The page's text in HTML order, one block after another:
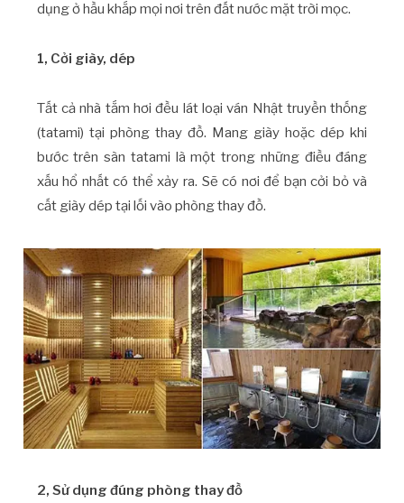
dụng ở hầu khắp mọi nơi trên đất nước mặt trời mọc.
1, Cởi giày, dép
Tất cả nhà tắm hơi đều lát loại ván Nhật truyền thống
(tatami) tại phòng thay đồ. Mang giày hoặc dép khi
bước trên sàn tatami là một trong những điều đáng
xấu hổ nhất có thể xảy ra. Sẽ có nơi để bạn cởi bỏ và
cất giày dép tại lối vào phòng thay đồ.
2, Sử dụng đúng phòng thay đồ